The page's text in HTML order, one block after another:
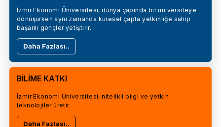
İzmir Ekonomi Üniversitesi, dünya çapında bir üniversiteye
dönüşürken aynı zamanda küresel çapta yetkinliğe sahip
başarılı gençler yetiştirir.
Daha Fazlası..
BİLİME KATKI
İzmir Ekonomi Üniversitesi, nitelikli bilgi ve yetkin
teknolojiler üretir.
Daha Fazlası..